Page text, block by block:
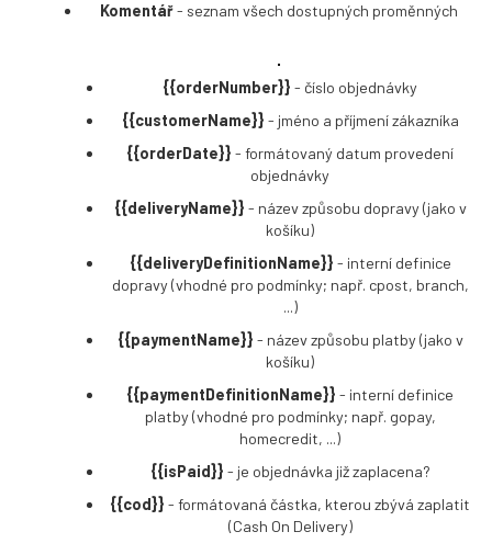
Komentář- seznam všech dostupných proměnných
{{orderNumber}} - číslo objednávky
{{customerName}} - jméno a příjmení zákazníka
{{orderDate}} - formátovaný datum provedení
objednávky
{{deliveryName}} - název způsobu dopravy (jako v
košíku)
{{deliveryDefinitionName}} - interní definice
dopravy (vhodné pro podmínky; např. cpost, branch,
...)
{{paymentName}} - název způsobu platby (jako v
košíku)
{{paymentDefinitionName}} - interní definice
platby (vhodné pro podmínky; např. gopay,
homecredit, ...)
{{isPaid}} - je objednávka již zaplacena?
{{cod}} - formátovaná částka, kterou zbývá zaplatit
(Cash On Delivery)